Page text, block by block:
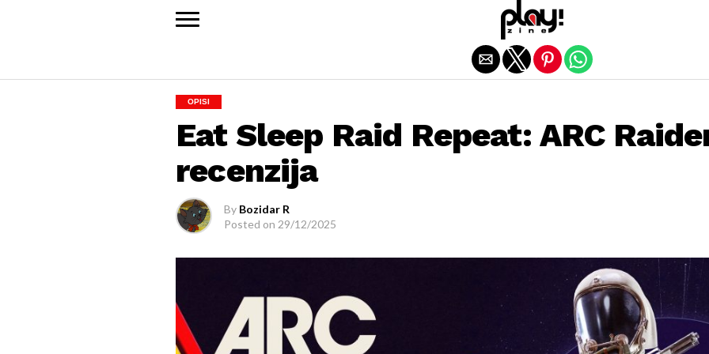
OPISI
Eat Sleep Raid Repeat: ARC
recenzija
By Bozidar R
Posted on 29/12/2025
Exit mobile version